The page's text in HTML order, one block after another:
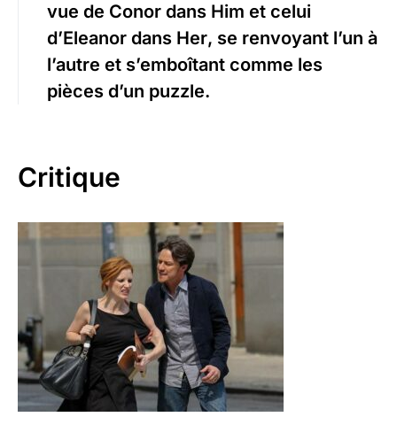
vue de Conor dans Him et celui
d’Eleanor dans Her, se renvoyant l’un à
l’autre et s’emboîtant comme les
pièces d’un puzzle.
Critique